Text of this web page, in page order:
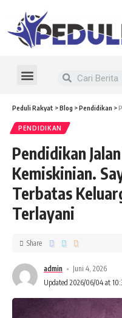
Peduli Rakyat >Blog >Pendidikan >
PENDIDIKAN
Pendidikan
Kemiskinian.
Terbatas
Terlayani
admin
Juni 4, 2026
Updated 2026/06/04 at
Share